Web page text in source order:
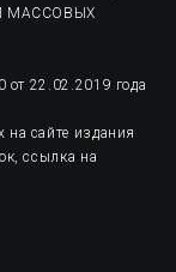
МАССОВЫХ
22.02.2019 года
сайте издания
ссылка на